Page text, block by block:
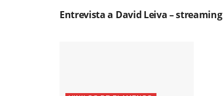
Entrevista a David Leiva – streaming